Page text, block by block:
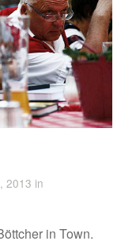
2013 in
in Town.